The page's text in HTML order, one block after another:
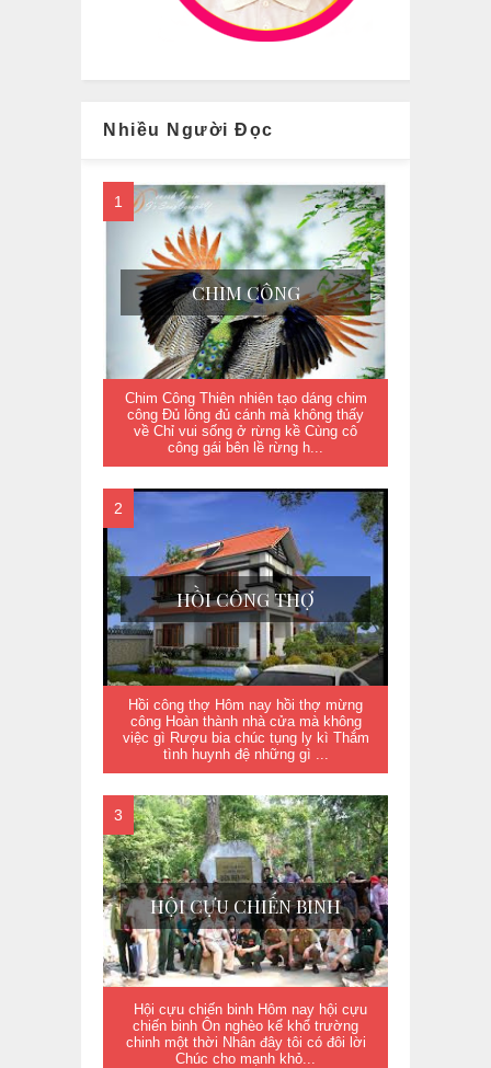
Nhiều Người Đọc
CHIM CÔNG
Chim Công Thiên nhiên tạo dáng chim
công Đủ lông đủ cánh mà không thấy
về Chỉ vui sống ở rừng kề Cùng cô
công gái bên lề rừng h...
HỒI CÔNG THỢ
Hồi công thợ Hôm nay hồi thợ mừng
công Hoàn thành nhà cửa mà không
việc gì Rượu bia chúc tụng ly kì Thắm
tình huynh đệ những gì ...
HỘI CỰU CHIẾN BINH
Hội cựu chiến binh Hôm nay hội cựu
chiến binh Ôn nghèo kể khổ trường
chinh một thời Nhân đây tôi có đôi lời
Chúc cho mạnh khỏ...